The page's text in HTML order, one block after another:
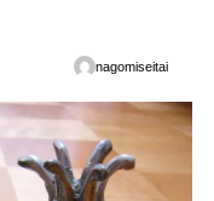
nagomiseitai